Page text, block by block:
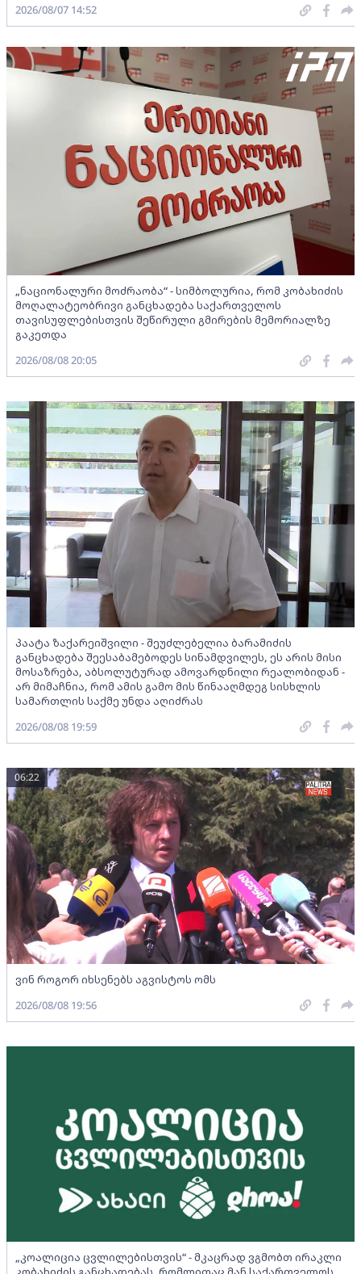
2026/08/07 14:52
„ნაციონალური მოძრაობა“ - სიმბოლურია, რომ კობახიძის
მოღალატეობრივი განცხადება საქართველოს
თავისუფლებისთვის შეწირული გმირების მემორიალზე
გაკეთდა
2026/08/08 20:05
პაატა ზაქარეიშვილი - შეუძლებელია ბარამიძის
განცხადება შეესაბამებოდეს სინამდვილეს, ეს არის მისი
მოსაზრება, აბსოლუტურად ამოვარდნილი რეალობიდან -
არ მიმაჩნია, რომ ამის გამო მის წინააღმდეგ სისხლის
სამართლის საქმე უნდა აღიძრას
2026/08/08 19:59
ვინ როგორ იხსენებს აგვისტოს ომს
06:22
2026/08/08 19:56
„კოალიცია ცვლილებისთვის“ - მკაცრად ვგმობთ ირაკლი